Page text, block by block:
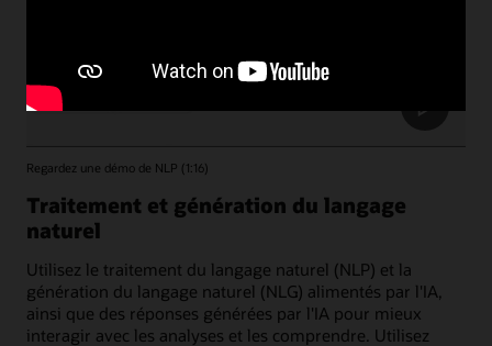
Regardez une démo de NLP (1:16)
Traitement et génération du langage
naturel
Utilisez le traitement du langage naturel (NLP) et la
génération du langage naturel (NLG) alimentés par l'IA,
ainsi que des réponses générées par l'IA pour mieux
interagir avec les analyses et les comprendre. Utilisez